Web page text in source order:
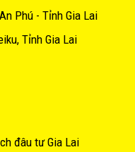
Phú - Tỉnh Gia Lai
Tỉnh Gia Lai
đâu tư Gia Lai